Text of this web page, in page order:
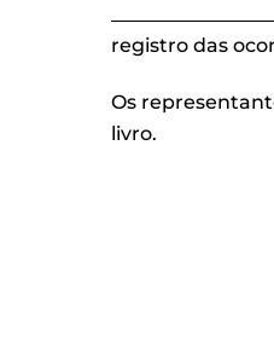
registro das
Os
livro.